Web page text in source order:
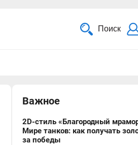
Поиск
Важное
2D-стиль «Благородный
Мире танков: как получать
за победы